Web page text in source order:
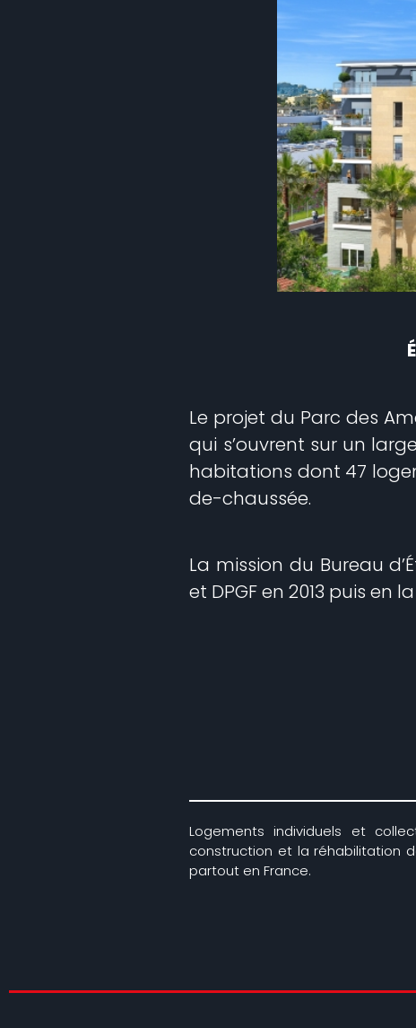
Le projet du Parc des
qui s’ouvrent sur un
habitations dont 47
de-chaussée.
La mission du Bureau
et DPGF en 2013 puis en
Logements individuels et
construction et la réhabilitation
partout en France.